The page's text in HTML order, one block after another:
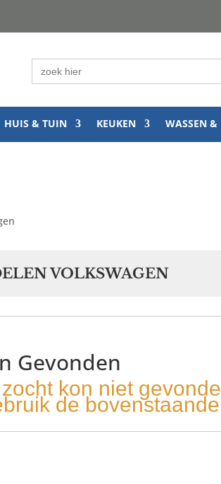
Zoek
naar:
HUIS & TUIN KEUKEN WASSEN &
VOLKSWAGEN
Gevonden
kon niet
de